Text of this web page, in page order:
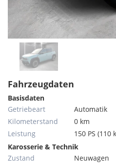
Fahrzeugdaten
Basisdaten
Getriebeart
Automatik
Kilometerstand
0 km
Leistung
150 PS (110
Karosserie & Technik
Zustand
Neuwagen